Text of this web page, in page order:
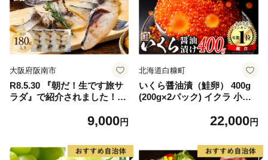
大阪府阪南市
R8.5.30 『朝だ！生です旅サ
ラダ』で紹介されました！朝
生ハム ×3パック（1パックあ
9,000円
北海道白糠町
いくら醤油漬（鮭卵） 400g
(200g×2パック) イクラ 小分
くら醤油漬け 鮭 鮭卵 ikura
大好評品 北海道 白糠町
22,000円